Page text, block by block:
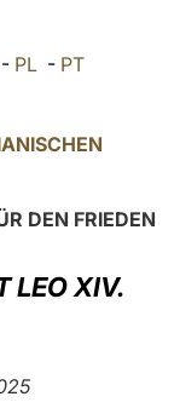
POLSKI
中文
LATINE
- PL - PT
DEN FRIEDEN
LEO XIV.